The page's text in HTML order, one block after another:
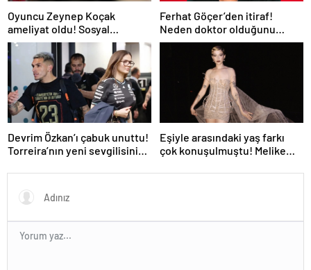
Oyuncu Zeynep Koçak
ameliyat oldu! Sosyal
medyadan son durumunu
paylaştı
Ferhat Göçer’den itiraf!
Neden doktor olduğunu
açıkladı
Devrim Özkan’ı çabuk unuttu!
Torreira’nın yeni sevgilisinin
Eşiyle arasındaki yaş farkı
çok konuşulmuştu! Melike
haykırdı